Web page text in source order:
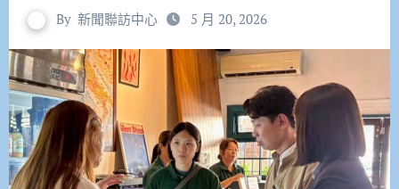
By 新聞聯訪中心 5 月 20, 2026